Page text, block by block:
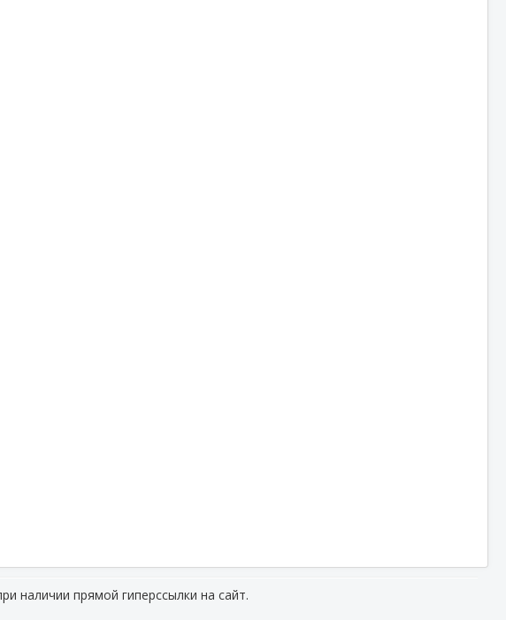
наличии прямой гиперссылки на сайт.